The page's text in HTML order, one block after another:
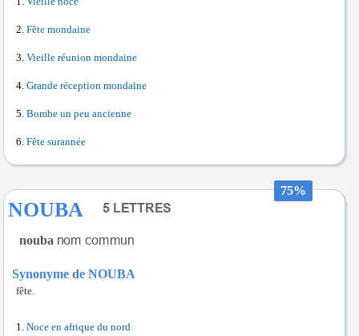
Fête mondaine
Vieille réunion mondaine
Grande réception mondaine
Bombe un peu ancienne
Fête surannée
75%
NOUBA
nouba
Synonyme de NOUBA
fête.
Noce en afrique du nord